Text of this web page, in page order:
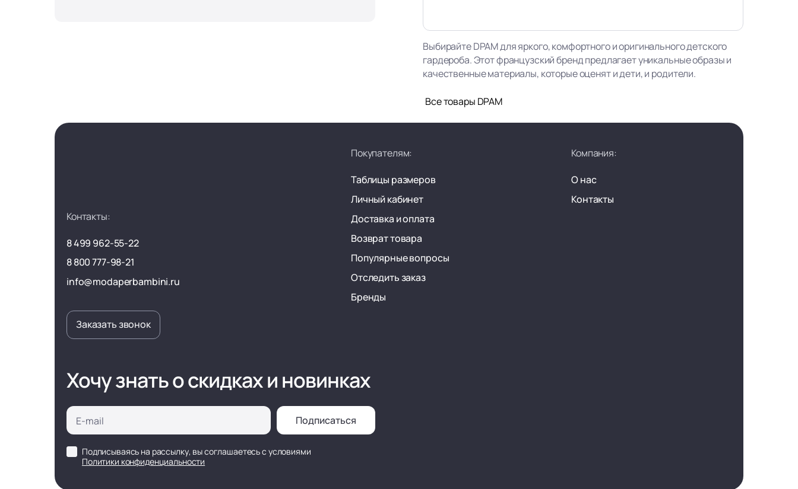
Выбирайте DPAM для яркого, комфортного и оригинального детского
гардероба. Этот французский бренд предлагает уникальные образы и
качественные материалы, которые оценят и дети, и родители.
Все товары DPAM
Контакты:
8 499 962-55-22
8 800 777-98-21
info@modaperbambini.ru
Заказать звонок
Покупателям:
Таблицы размеров
Личный кабинет
Доставка и оплата
Возврат товара
Популярные вопросы
Отследить заказ
Бренды
Компания:
О нас
Контакты
Хочу знать о скидках и новинках
Подписаться
Подписываясь на рассылку, вы соглашаетесь с условиями
Политики конфиденциальности